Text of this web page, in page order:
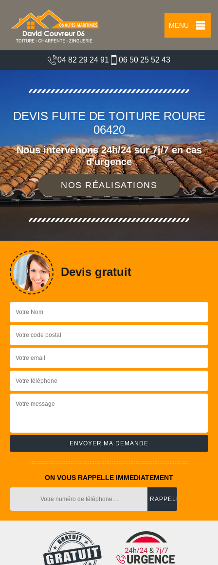
MENU
04 82 29 24 91 06 50 25 52 43
DEVIS FUITE DE TOITURE ROURE
06420
Nous intervenons 24h/24 sur 7j/7 en cas
d'urgence
NOS RÉALISATIONS
Devis gratuit
ON VOUS RAPPELLE IMMEDIATEMENT